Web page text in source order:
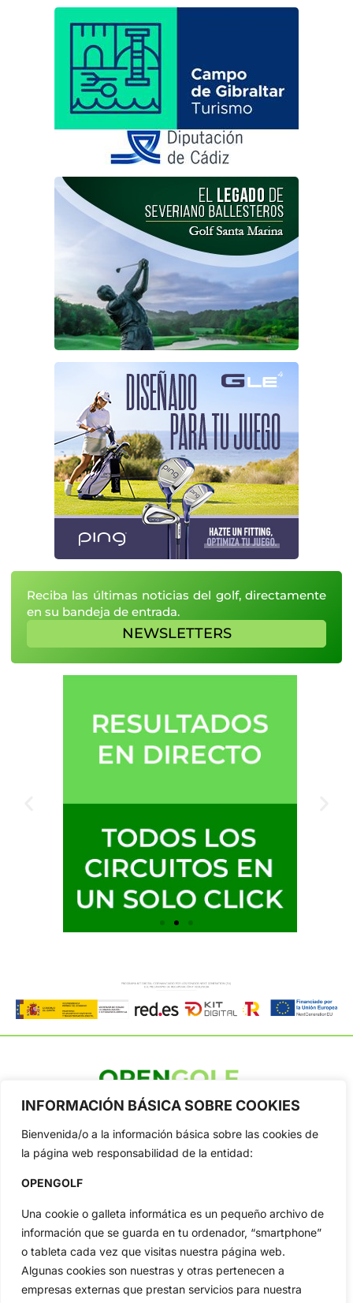
INFORMACIÓN BÁSICA SOBRE COOKIES
Bienvenida/o a la información básica sobre las cookies de
la página web responsabilidad de la entidad:
OPENGOLF
Una cookie o galleta informática es un pequeño archivo de
información que se guarda en tu ordenador, “smartphone”
o tableta cada vez que visitas nuestra página web.
Algunas cookies son nuestras y otras pertenecen a
empresas externas que prestan servicios para nuestra
Reciba las últimas noticias del golf, directamente
en su bandeja de entrada.
NEWSLETTERS
OpenGolf ofrece toda la actualidad, información del golf
Jon Rahm, LIV Golf, PGA Tour, Ryder Cup, DP World Tour, LPGA
Tour...
Categorias
Actualidad
Amateurs
Circuitos
Especiales
Ryder Cup
Reglas
Vídeos
De Interés